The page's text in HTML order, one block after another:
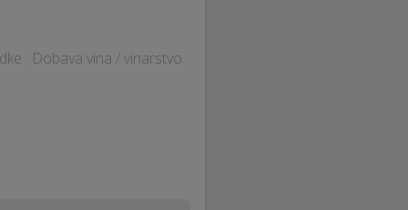
· Dobava vina / vinarstvo